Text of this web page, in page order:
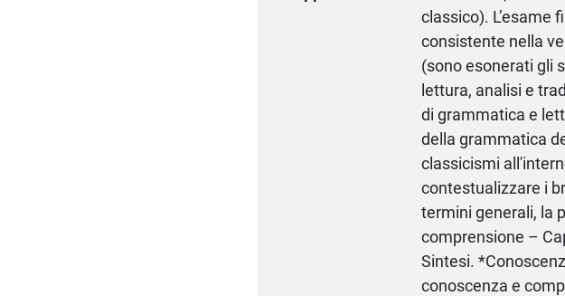
classico). L’esame
consistente nella
(sono esonerati gli
lettura, analisi e
di grammatica e
della grammatica
classicismi
contestualizzare i
termini generali, la
comprensione –
Sintesi.
conoscenza e